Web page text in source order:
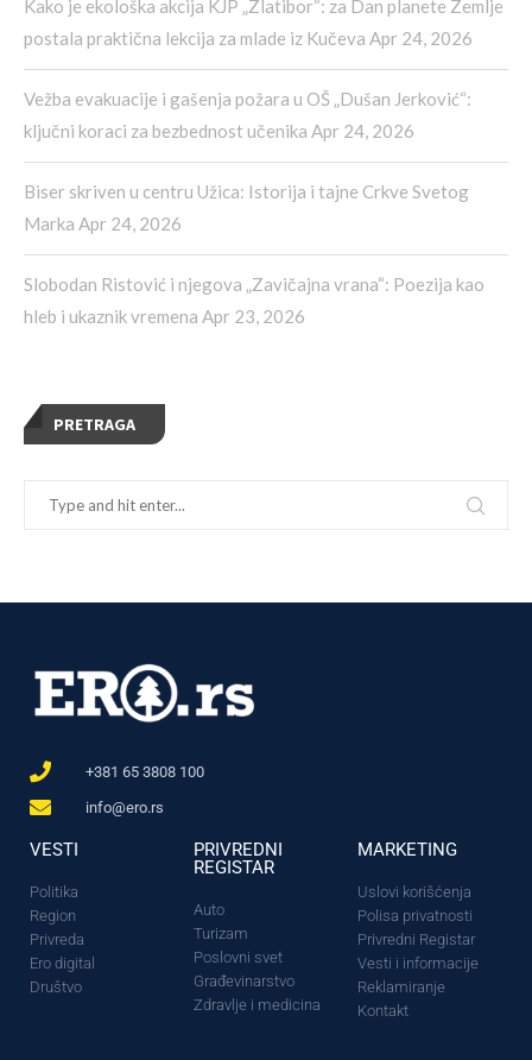
Kako je ekološka akcija KJP „Zlatibor“: za Dan planete Zemlje
postala praktična lekcija za mlade iz Kučeva Apr 24, 2026
Vežba evakuacije i gašenja požara u OŠ „Dušan Jerković“:
ključni koraci za bezbednost učenika Apr 24, 2026
Biser skriven u centru Užica: Istorija i tajne Crkve Svetog
Marka Apr 24, 2026
Slobodan Ristović i njegova „Zavičajna vrana“: Poezija kao
hleb i ukaznik vremena Apr 23, 2026
PRETRAGA
+381 65 3808 100
info@ero.rs
VESTI
Politika
Region
Privreda
Ero digital
Društvo
PRIVREDNI
REGISTAR
Auto
Turizam
Poslovni svet
Građevinarstvo
Zdravlje i medicina
MARKETING
Uslovi korišćenja
Polisa privatnosti
Privredni Registar
Vesti i informacije
Reklamiranje
Kontakt